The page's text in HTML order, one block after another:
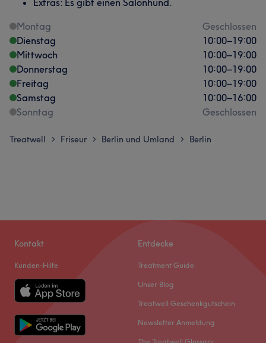
Montag
Geschlossen
Dienstag
10:00–19:00
Mittwoch
10:00–19:00
Donnerstag
10:00–19:00
Freitag
10:00–19:00
Samstag
10:00–16:00
Sonntag
Geschlossen
Treatwell > Friseur > Berlin und Umland > Berlin
Kontakt
Kunden-Hilfe
Entdecke
Treatment Guide
Unser Blog
Treatwell Geschenkgutschein
Newsletter Anmeldung